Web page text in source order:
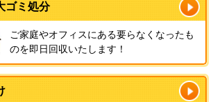
ゴミ処分
ご家庭やオフィスにある要らなくなったも
のを即日回収いたします！